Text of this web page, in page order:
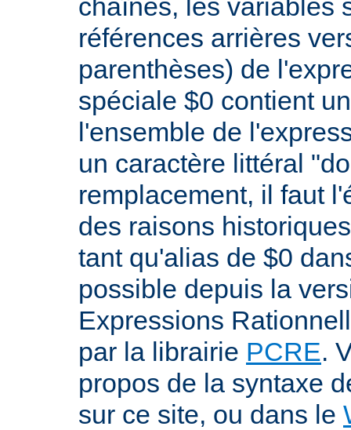
chaînes, les variables
références arrières
parenthèses) de
spéciale $0 contient
l'ensemble de
un caractère littéral
remplacement, il faut
des raisons
tant qu'alias de $0
possible depuis la
Expressions
par la librairie PCRE.
propos de la syntaxe
sur ce site, ou dans le